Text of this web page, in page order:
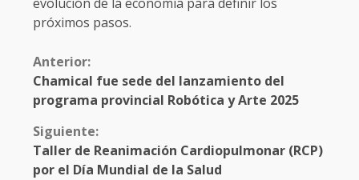
próximos pasos.
Anterior:
Chamical fue sede del lanzamiento del
programa provincial Robótica y Arte 2025
Siguiente:
Taller de Reanimación Cardiopulmonar (RCP)
por el Día Mundial de la Salud